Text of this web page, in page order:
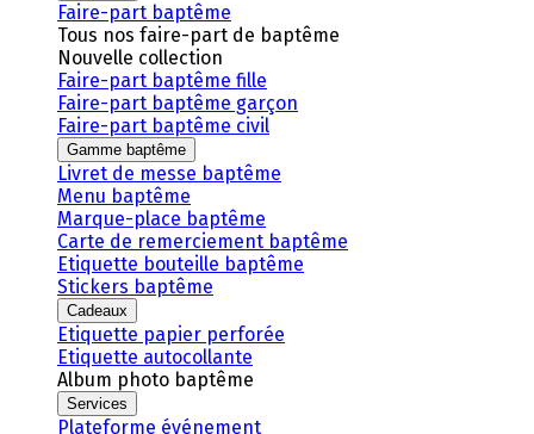
Faire-part baptême
Tous nos faire-part de baptême
Nouvelle collection
Faire-part baptême fille
Faire-part baptême garçon
Faire-part baptême civil
Gamme baptême
Livret de messe baptême
Menu baptême
Marque-place baptême
Carte de remerciement baptême
Etiquette bouteille baptême
Stickers baptême
Cadeaux
Etiquette papier perforée
Etiquette autocollante
Album photo baptême
Services
Plateforme événement